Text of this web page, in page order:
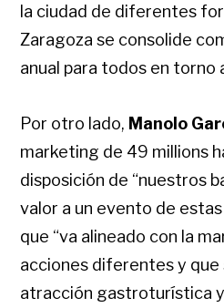
la ciudad de diferentes
Zaragoza se consolide
anual para todos en torno
Por otro lado, Manolo
marketing de 49 millions
disposición de “nuestros
valor a un evento de
que “va alineado con la
acciones diferentes y que
atracción gastroturística